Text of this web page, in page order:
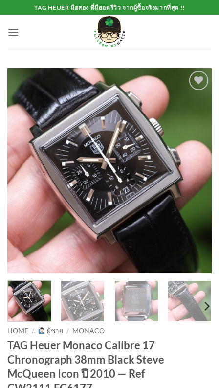
to
content
TAG HEUER มือสอง ที่มียอดรีวิว จากผู้ซื้อจริงมากที่สุด !!
HOME / ผู้ชาย / MONACO
TAG Heuer Monaco Calibre 17
Chronograph 38mm Black Steve
McQueen Icon ปี 2010 — Ref